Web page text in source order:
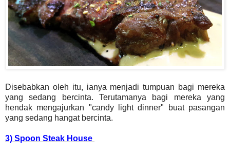
Disebabkan oleh itu, ianya menjadi tumpuan bagi mereka
yang sedang bercinta. Terutamanya bagi mereka yang
hendak mengajurkan "candy light dinner" buat pasangan
yang sedang hangat bercinta.
3) Spoon Steak House